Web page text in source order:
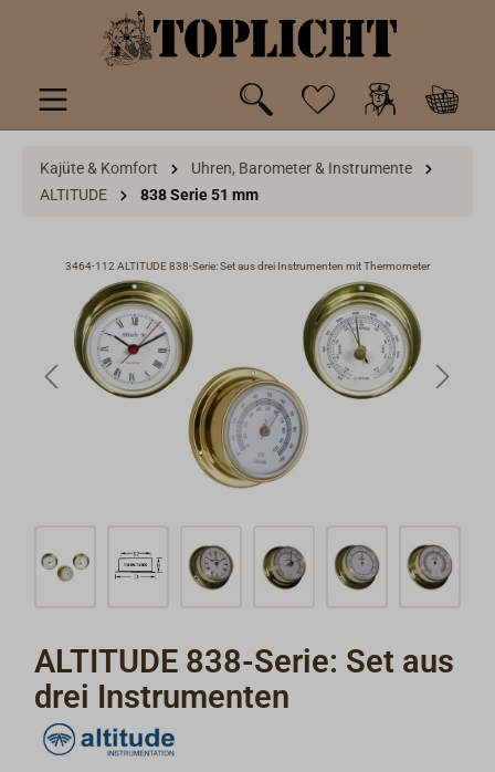
springen
Kajüte & Komfort
Uhren, Barometer & Instrumente
ALTITUDE
838 Serie 51 mm
3464-112 ALTITUDE 838-Serie: Set aus drei Instrumenten mit Thermometer
ALTITUDE 838-Serie: Set aus
drei Instrumenten